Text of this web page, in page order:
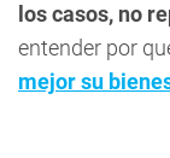
los casos, no
entender por
mejor su